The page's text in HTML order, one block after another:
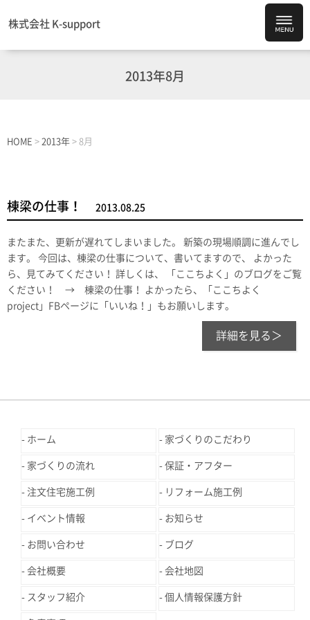
株式会社 K-support
2013年8月
HOME > 2013年 > 8月
棟梁の仕事！ 2013.08.25
またまた、更新が遅れてしまいました。 新築の現場順調に進んでし
ます。 今回は、棟梁の仕事について、書いてますので、 よかった
ら、見てみてください！ 詳しくは、 「ここちよく」のブログをご覧
ください！ → 棟梁の仕事！ よかったら、「ここちよく
project」FBページに「いいね！」もお願いします。
詳細を見る＞
ホーム 家づくりのこだわり
家づくりの流れ 保証・アフター
注文住宅施工例 リフォーム施工例
イベント情報 お知らせ
お問い合わせ ブログ
会社概要 会社地図
スタッフ紹介 個人情報保護方針